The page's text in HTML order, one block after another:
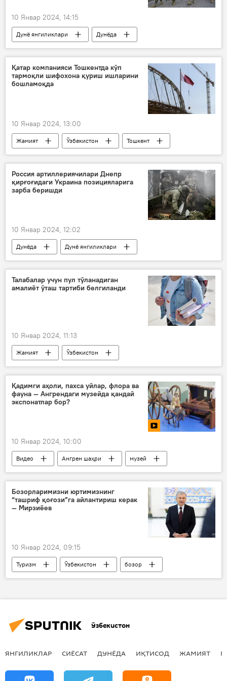
10 Январ 2024, 14:15
Дунё янгиликлари
Дунёда
Эквадор
тартибсизлик
фавқулодда ҳолат
террорчилар
террорчи
Қатар компанияси Тошкентда кўп
тармоқли шифохона қуриш ишларини
бошламоқда
10 Январ 2024, 13:00
Жамият Ўзбекистон
Тошкент
Қатар
тиббиёт муассаси
Россия артиллериячилари Днепр
қирғоғидаги Украина позицияларига
зарба беришди
10 Январ 2024, 12:02
Дунёда
Дунё янгиликлари
Россия
Украина
ҳужум
ҳарбийлар
ҳарбий
ҳарбий техника
Талабалар учун пул тўланадиган
амалиёт ўташ тартиби белгиланди
10 Январ 2024, 11:13
Жамият
Ўзбекистон
талабалар
янги қарор
Қадимги аҳоли, пахса уйлар, флора ва
фауна — Ангрендаги музейда қандай
экспонатлар бор?
10 Январ 2024, 10:00
Видео Ангрен шаҳри
музей
Мултимедиа
Бозорларимизни юртимизнинг
“ташриф қоғози”га айлантириш керак
— Мирзиёев
10 Январ 2024, 09:15
Туризм Ўзбекистон
бозор
Шавкат Мирзиёев
Озиқ-овқат
Ўзбекистон
ЯНГИЛИКЛАР СИЁСАТ ДУНЁДА ИҚТИСОД ЖАМИЯТ